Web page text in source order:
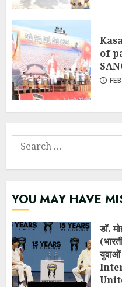
of
Search
for:
YOU MAY HAVE
डॉ.